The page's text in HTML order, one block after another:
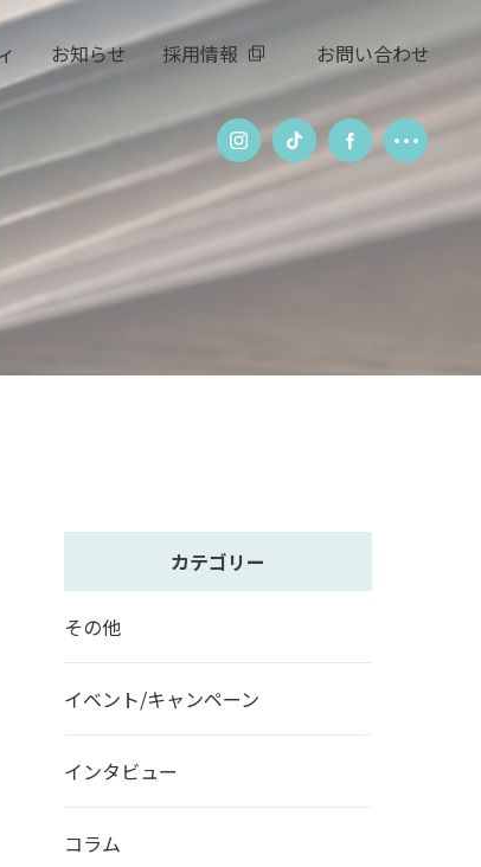
お知らせ 採用情報 お問い合わせ
カテゴリー
その他
イベント/キャンペーン
インタビュー
コラム